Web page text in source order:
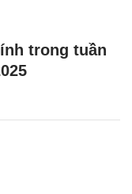
trong tuần